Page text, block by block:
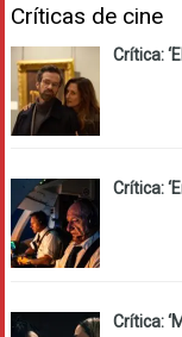
Críticas de cine
Crítica:
Crítica:
Crítica: